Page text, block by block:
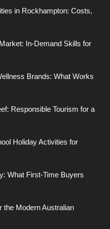
in Rockhampton: Costs,
In-Demand Skills for
Brands: What Works
Responsible Tourism for a
Holiday Activities for
What First-Time Buyers
the Modern Australian